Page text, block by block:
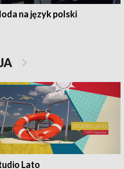
na język polski
Lato